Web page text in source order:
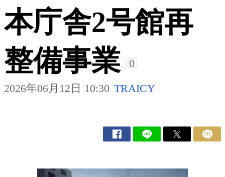
本庁舎2号館再
整備事業
0
2026年06月12日 10:30 TRAICY